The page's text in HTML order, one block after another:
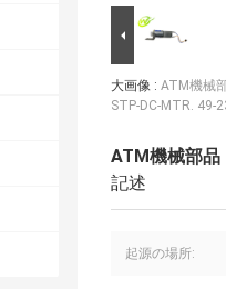
大画像 : ATM機械
STP-DC-MTR. 49-
ATM機械部品
記述
起源の場所: